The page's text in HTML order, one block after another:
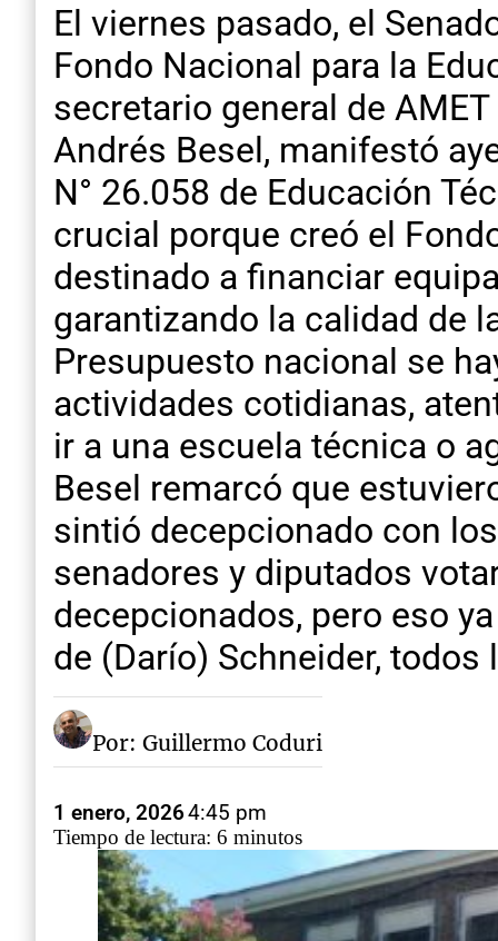
El viernes pasado, el
Fondo Nacional para la
secretario general de
Andrés Besel, manifestó
N° 26.058 de Educación
crucial porque creó el
destinado a financiar
garantizando la calidad de
Presupuesto nacional se
actividades cotidianas,
ir a una escuela técnica o
Besel remarcó que
sintió decepcionado con
senadores y diputados
decepcionados, pero eso
de (Darío) Schneider,
Por: Guillermo Coduri
1 enero, 20264:45 pm
Tiempo de lectura: 6 minutos